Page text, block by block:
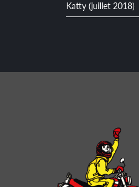
Katty (juillet 2018)